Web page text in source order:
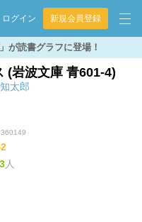
ログイン 新規会員登録
が読書グラフに登場！
(岩波文庫 青601-4)
太郎
人